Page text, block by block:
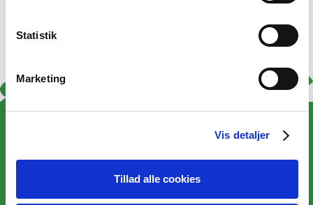
Statistik
Marketing
Vis detaljer
Tillad alle cookies
Aktiviteter